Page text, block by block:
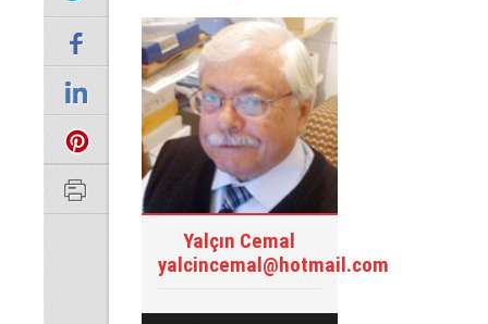
Yalçın Cemal
yalcincemal@hotmail.com